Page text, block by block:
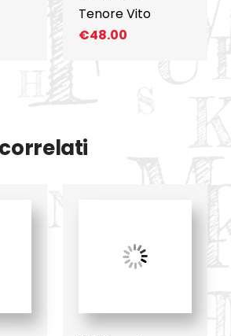
Tenore Vito
€48.00